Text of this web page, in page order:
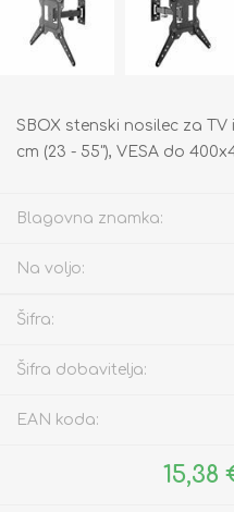
SBOX stenski nosilec za
cm (23 - 55"), VESA do
Blagovna znamka:
Na voljo:
Šifra:
Šifra dobavitelja:
EAN koda:
15,38